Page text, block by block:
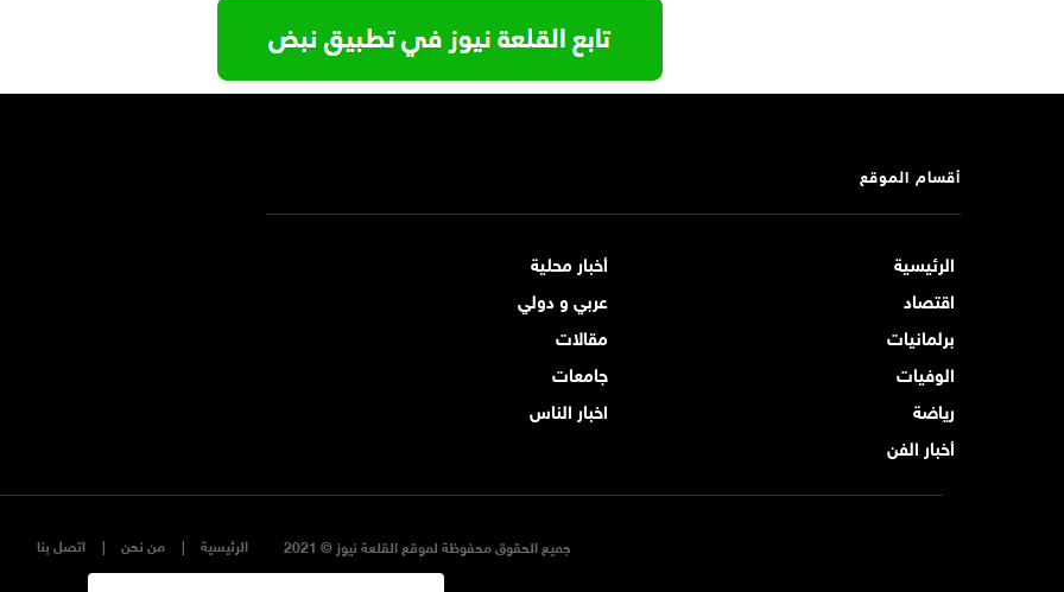
أقسام الموقع
الرئيسية
أخبار محلية
اقتصاد
عربي و دولي
برلمانيات
مقالات
الوفيات
جامعات
رياضة
اخبار الناس
أخبار الفن
جميع الحقوق محفوظة لموقع القلعة نيوز © 2021 اتصل بنا من نحن الرئيسية